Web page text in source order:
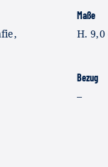
Maße
H. 9,0
Bezug
–